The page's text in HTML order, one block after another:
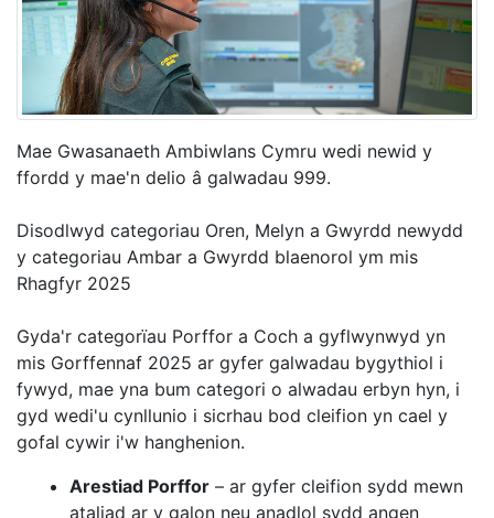
Mae Gwasanaeth Ambiwlans Cymru wedi newid y
ffordd y mae'n delio â galwadau 999.
Disodlwyd categoriau Oren, Melyn a Gwyrdd newydd
y categoriau Ambar a Gwyrdd blaenorol ym mis
Rhagfyr 2025
Gyda'r categorïau Porffor a Coch a gyflwynwyd yn
mis Gorffennaf 2025 ar gyfer galwadau bygythiol i
fywyd, mae yna bum categori o alwadau erbyn hyn, i
gyd wedi'u cynllunio i sicrhau bod cleifion yn cael y
gofal cywir i'w hanghenion.
Arestiad Porffor – ar gyfer cleifion sydd mewn
ataliad ar y galon neu anadlol sydd angen